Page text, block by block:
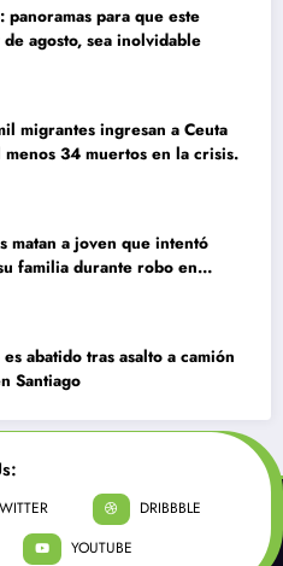
panoramas para que este
agosto, sea inolvidable
migrantes ingresan a Ceuta
34 muertos en la crisis.
matan a joven que intentó
familia durante robo en
abatido tras asalto a camión
Santiago
DRIBBBLE
YOUTUBE